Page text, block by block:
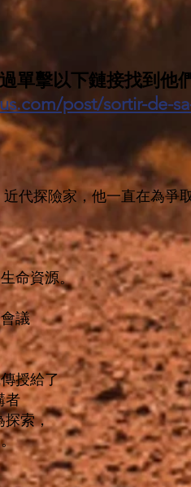
單擊以下鏈接找到他
post/sortir-de-
近代探險家，他一直在為爭
命資源。
議
授給了
者
探索，